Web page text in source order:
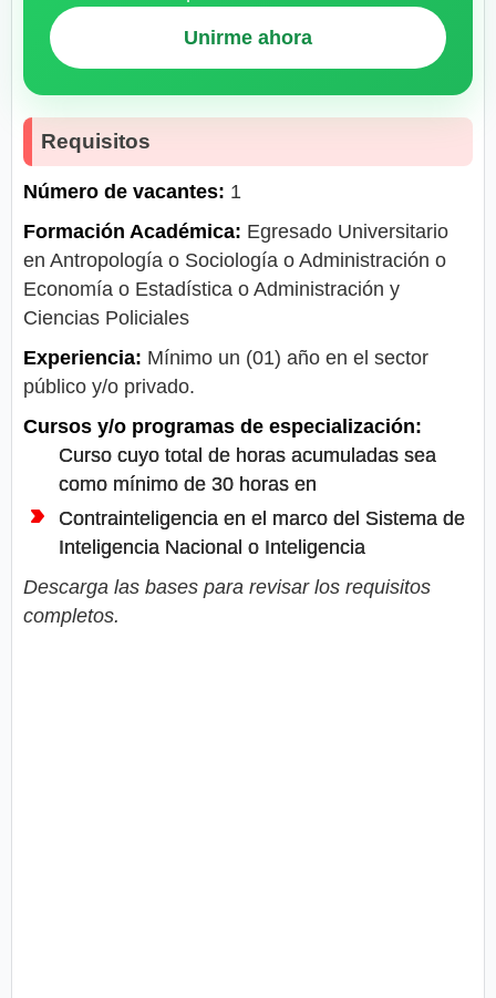
Unirme ahora
Requisitos
Número de vacantes: 1
Formación Académica: Egresado Universitario
en Antropología o Sociología o Administración o
Economía o Estadística o Administración y
Ciencias Policiales
Experiencia: Mínimo un (01) año en el sector
público y/o privado.
Cursos y/o programas de especialización:
Curso cuyo total de horas acumuladas sea
como mínimo de 30 horas en
Contrainteligencia en el marco del Sistema de
Inteligencia Nacional o Inteligencia
Descarga las bases para revisar los requisitos
completos.